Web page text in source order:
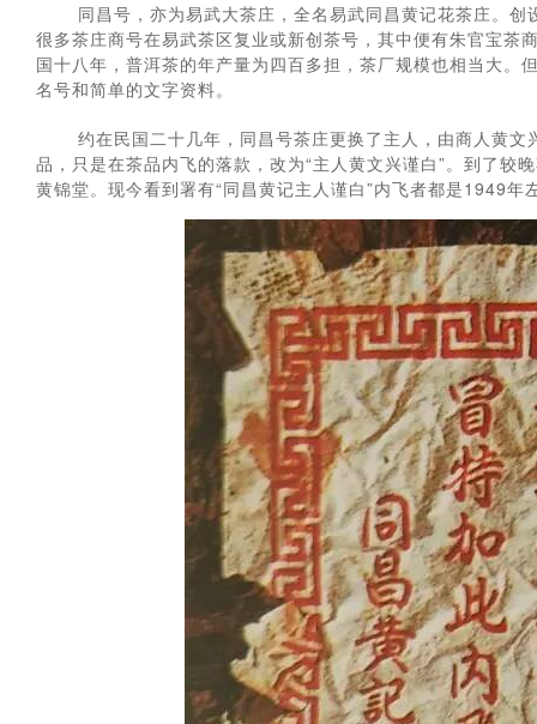
同昌号，亦为易武大茶庄，全名易武同昌黄记花茶庄。创
很多茶庄商号在易武茶区复业或新创茶号，其中便有朱官宝
国十八年，普洱茶的年产量为四百多担，茶厂规模也相当大
名号和简单的文字资料。
约在民国二十几年，同昌号茶庄更换了主人，由商人黄文
品，只是在茶品内飞的落款，改为“主人黄文兴谨白”。到了较
黄锦堂。现今看到署有“同昌黄记主人谨白”内飞者都是1949年